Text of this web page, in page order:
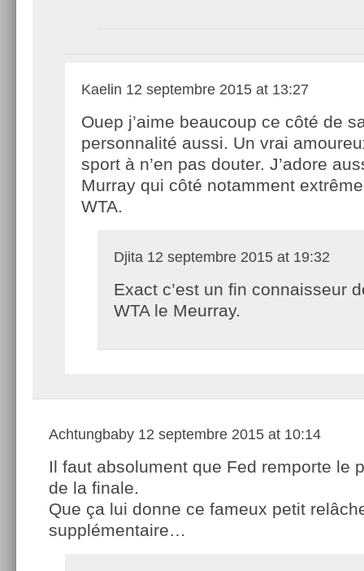
Kaelin 12 septembre 2015 at 13:27
Ouep j’aime beaucoup ce côté de
personnalité aussi. Un vrai
sport à n’en pas douter. J’adore
Murray qui côté notamment
WTA.
Djita 12 septembre 2015 at 19:32
Exact c’est un fin connaisseur
WTA le Meurray.
Achtungbaby 12 septembre 2015 at 10:14
Il faut absolument que Fed remporte le
de la finale.
Que ça lui donne ce fameux petit
supplémentaire…